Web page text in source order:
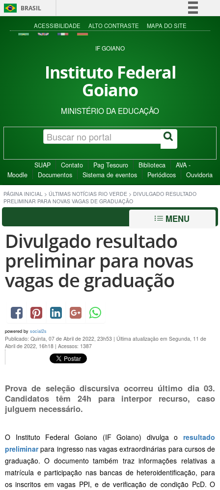
BRASIL
Simplifique!
Acesso à informação
ACESSIBILIDADE ALTO CONTRASTE MAPA DO SITE
IF GOIANO
Instituto Federal
Goiano
MINISTÉRIO DA EDUCAÇÃO
SUAP Contato Pag Tesouro Biblioteca
AVA -
Moodle
Documentos Sistema de eventos Periódicos Ouvidoria
PÁGINA INICIAL > ÚLTIMAS NOTÍCIAS RIO VERDE > DIVULGADO RESULTADO
PRELIMINAR PARA NOVAS VAGAS DE GRADUAÇÃO
MENU
Divulgado resultado
preliminar para novas
vagas de graduação
powered by social2s
Publicado: Quinta, 07 de Abril de 2022, 23h53 | Última atualização em Segunda, 11 de
Abril de 2022, 16h18 | Acessos: 1387
Prova de seleção discursiva ocorreu último dia 03.
Candidatos têm 24h para interpor recurso, caso
julguem necessário.
O Instituto Federal Goiano (IF Goiano) divulga o resultado
preliminarpara ingresso nas vagas extraordinárias para cursos de
graduação. O documento também traz informações relativas a
matrícula e participação nas bancas de heteroidentificação, para
os inscritos em vagas PPI, e de verificação de condição PcD. O